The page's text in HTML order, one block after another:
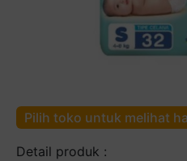
Pilih toko untuk melihat
Detail produk :